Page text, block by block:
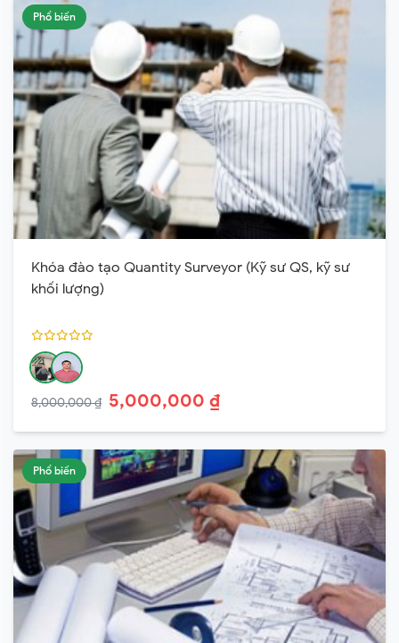
Phổ biến
Khóa đào tạo Quantity Surveyor (Kỹ sư QS, kỹ sư
khối lượng)
8,000,000 ₫ 5,000,000 ₫
Phổ biến